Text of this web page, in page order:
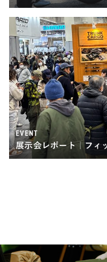
EVENT
展示会レポート｜フィ